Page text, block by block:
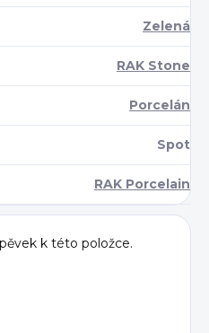
Zelená
RAK Stone
Porcelán
Spot
RAK Porcelain
k této položce.